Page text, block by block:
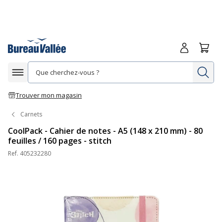
Afficher la navigation
Trouver mon magasin
Me
Carnets
CoolPack - Cahier de notes - A5 (148 x 210 mm) - 80
feuilles / 160 pages - stitch
Ref. 405232280